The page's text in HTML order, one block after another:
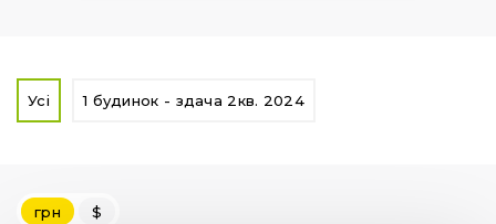
Усі 1 будинок - здача 2кв. 2024
грн $